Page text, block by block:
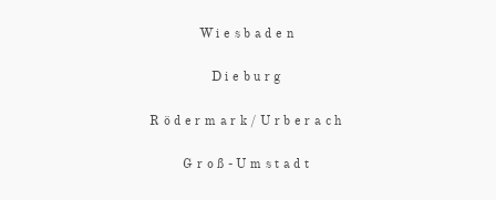
Wiesbaden
Dieburg
Rödermark/Urberach
Groß-Umstadt